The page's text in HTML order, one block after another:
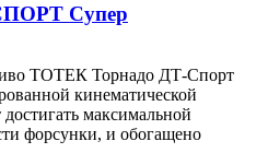
Супер
ТОТЕК Торнадо ДТ-Спорт
кинематической
достигать максимальной
форсунки, и обогащено